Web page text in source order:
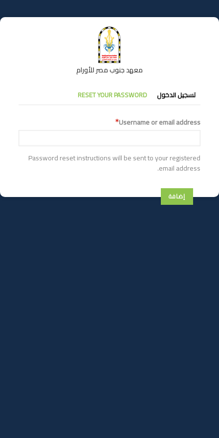
إلى
المحتوى
معهد جنوب مصر للأورام
التبويبات
الأساسية
تسجيل الدخول RESET YOUR PASSWORD
Username or email address
Password reset instructions will be sent to your registered
email address.